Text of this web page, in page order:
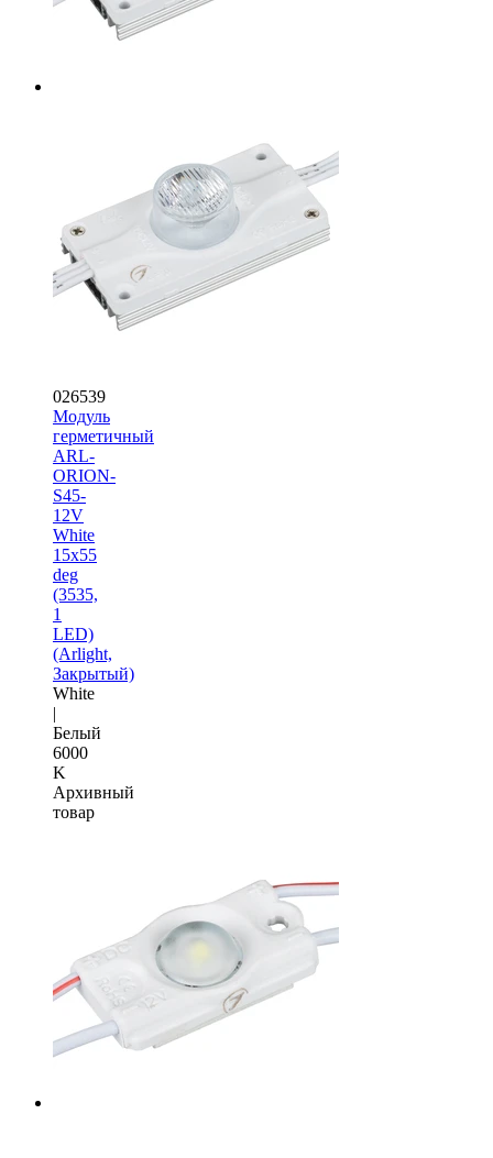
026539
Модуль
герметичный
ARL-
ORION-
S45-
12V
White
15x55
deg
(3535,
1
LED)
(Arlight,
Закрытый)
White
|
Белый
6000
K
Архивный
товар